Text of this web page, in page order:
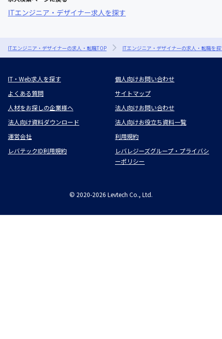
ITエンジニア・デザイナー求人を探す
ITエンジニア・デザイナーの求人・転職TOP ITエンジニア・デザイナーの求人・転職を
IT・Web求人を探す
個人向けお問い合わせ
よくある質問
サイトマップ
人材をお探しの企業様へ
法人向けお問い合わせ
法人向け資料ダウンロード
法人向けお役立ち資料一覧
運営会社
利用規約
レバテックID利用規約
レバレジーズグループ・プライバシ
ーポリシー
© 2020-2026 Levtech Co., Ltd.